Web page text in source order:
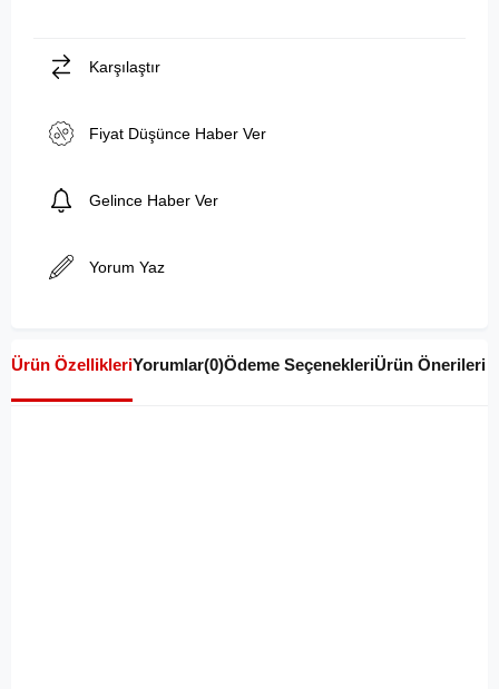
Karşılaştır
Fiyat Düşünce Haber Ver
Gelince Haber Ver
Yorum Yaz
Ürün ÖzellikleriYorumlar(0)Ödeme SeçenekleriÜrün Önerileri